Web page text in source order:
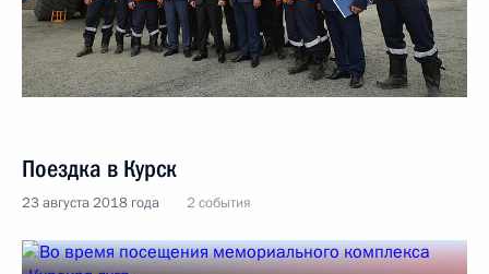
Поездка в Курск
23 августа 2018 года 2 события